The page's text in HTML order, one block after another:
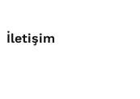
İletişim